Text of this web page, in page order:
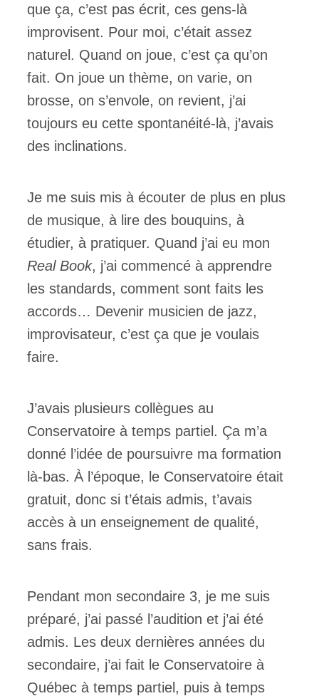
que ça, c’est pas écrit, ces gens-là
improvisent. Pour moi, c’était assez
naturel. Quand on joue, c’est ça qu’on
fait. On joue un thème, on varie, on
brosse, on s’envole, on revient, j’ai
toujours eu cette spontanéité-là, j’avais
des inclinations.
Je me suis mis à écouter de plus en plus
de musique, à lire des bouquins, à
étudier, à pratiquer. Quand j’ai eu mon
Real Book, j’ai commencé à apprendre
les standards, comment sont faits les
accords… Devenir musicien de jazz,
improvisateur, c’est ça que je voulais
faire.
J’avais plusieurs collègues au
Conservatoire à temps partiel. Ça m’a
donné l’idée de poursuivre ma formation
là-bas. À l’époque, le Conservatoire était
gratuit, donc si t’étais admis, t’avais
accès à un enseignement de qualité,
sans frais.
Pendant mon secondaire 3, je me suis
préparé, j’ai passé l’audition et j’ai été
admis. Les deux dernières années du
secondaire, j’ai fait le Conservatoire à
Québec à temps partiel, puis à temps